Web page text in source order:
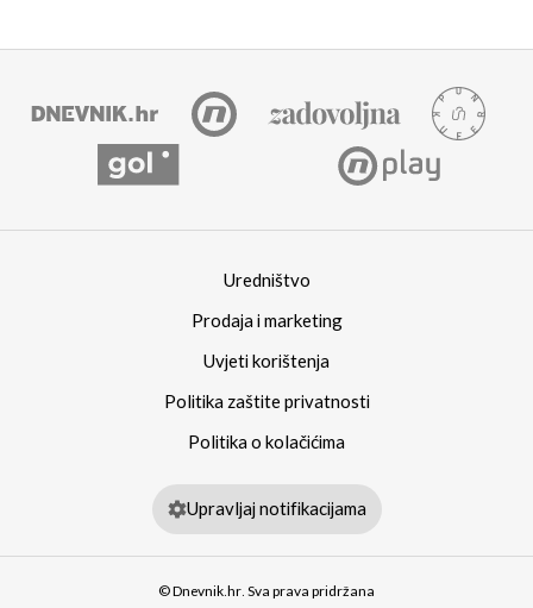
Uredništvo
Prodaja i marketing
Uvjeti korištenja
Politika zaštite privatnosti
Politika o kolačićima
Upravljaj notifikacijama
© Dnevnik.hr. Sva prava pridržana